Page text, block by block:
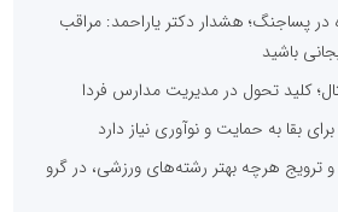
پساجنگ؛ هشدار دکتر یاراحمد: مراقب
باشید
کلید تحول در مدیریت مدارس فردا
بقا به حمایت و نوآوری نیاز دارد
هرچه بهتر رشته‌های ورزشی، در گرو